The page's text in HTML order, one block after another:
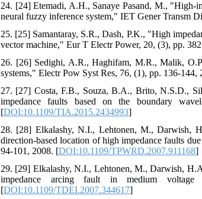
24. [24] Etemadi, A.H., Sanaye Pasand, M., "High-
neural fuzzy inference system," IET Gener Transm
25. [25] Samantaray, S.R., Dash, P.K., "High
vector machine," Eur T Electr Power, 20, (3), pp.
26. [26] Sedighi, A.R., Haghifam, M.R., Malik,
systems," Electr Pow Syst Res, 76, (1), pp. 136-144,
27. [27] Costa, F.B., Souza, B.A., Brito, N.S.D.,
impedance faults based on the boundary
[DOI:10.1109/TIA.2015.2434993]
28. [28] Elkalashy, N.I., Lehtonen, M., Darwish,
direction-based location of high impedance faults
94-101, 2008. [DOI:10.1109/TPWRD.2007.911168]
29. [29] Elkalashy, N.I., Lehtonen, M., Darwish,
impedance arcing fault in medium
[DOI:10.1109/TDEI.2007.344617]